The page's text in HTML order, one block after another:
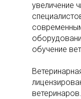
увеличение
обучение